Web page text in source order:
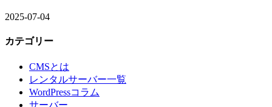
2025-07-04
カテゴリー
CMSとは
レンタルサーバー一覧
WordPressコラム